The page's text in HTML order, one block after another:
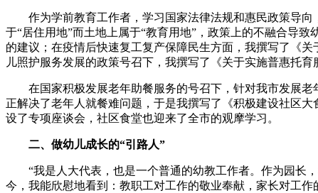
作为学前教育工作者，学习国家法律法规和惠民政策导向
于“居住用地”而土地上属于“教育用地”，政策上的不融合导
的建议；在疫情后快速复工复产保障民生方面，我撰写了《
儿照护服务发展的政策号召下，我撰写了《关于实施普惠托
在国家积极发展老年助餐服务的号召下，针对我市发展老
正解决了老年人就餐难问题，于是我撰写了《积极建设社区
设了专项座谈会，社区食堂也迎来了全市的观摩学习。
二、做幼儿成长的“引路人”
“我是人大代表，也是一个普通的幼教工作者。作为园长，
今，我能欣慰地看到：教职工对工作的敬业奉献，家长对工